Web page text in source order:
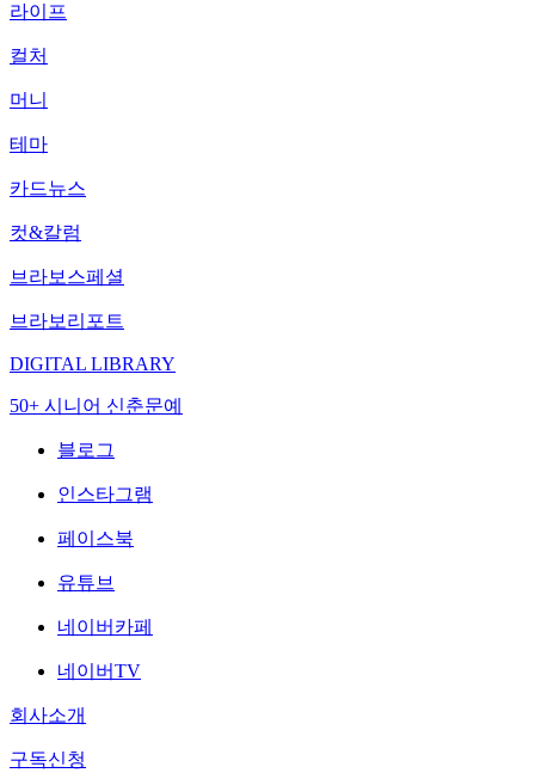
라이프
컬처
머니
테마
카드뉴스
컷&칼럼
브라보스페셜
브라보리포트
DIGITAL LIBRARY
50+ 시니어 신춘문예
블로그
인스타그램
페이스북
유튜브
네이버카페
네이버TV
회사소개
구독신청